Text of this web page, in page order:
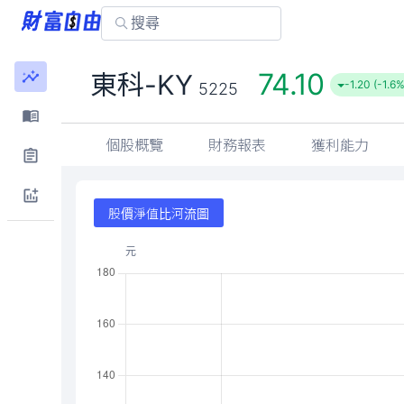
東科-KY 5225 74.10 -1.20 (-
個股概覽 財務報表 獲利能力
股價淨值比河流圖